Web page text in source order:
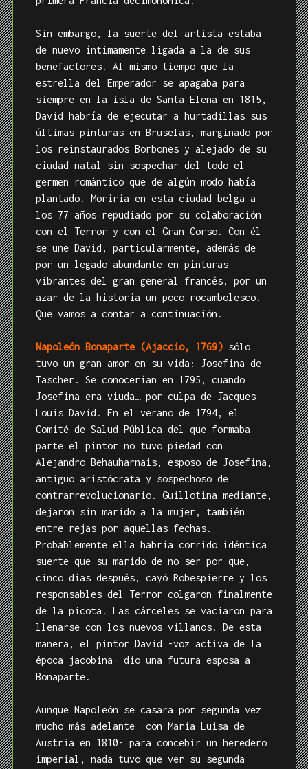
Sin embargo, la suerte del artista estaba
de nuevo íntimamente ligada a la de sus
benefactores. Al mismo tiempo que la
estrella del Emperador se apagaba para
siempre en la isla de Santa Elena en 1815,
David habría de ejecutar a hurtadillas sus
últimas pinturas en Bruselas, marginado por
los reinstaurados Borbones y alejado de su
ciudad natal sin sospechar del todo el
germen romántico que de algún modo había
plantado. Moriría en esta ciudad belga a
los 77 años repudiado por su colaboración
con el Terror y con el Gran Corso. Con él
se une David, particularmente, además de
por un legado abundante en pinturas
vibrantes del gran general francés, por un
azar de la historia un poco rocambolesco.
Que vamos a contar a continuación.
Napoleón Bonaparte (Ajaccio, 1769)sólo
tuvo un gran amor en su vida: Josefina de
Tascher. Se conocerían en 1795, cuando
Josefina era viuda… por culpa de Jacques
Louis David. En el verano de 1794, el
Comité de Salud Pública del que formaba
parte el pintor no tuvo piedad con
Alejandro Behauharnais, esposo de Josefina,
antiguo aristócrata y sospechoso de
contrarrevolucionario. Guillotina mediante,
dejaron sin marido a la mujer, también
entre rejas por aquellas fechas.
Probablemente ella habría corrido idéntica
suerte que su marido de no ser por que,
cinco días después, cayó Robespierre y los
responsables del Terror colgaron finalmente
de la picota. Las cárceles se vaciaron para
llenarse con los nuevos villanos. De esta
manera, el pintor David -voz activa de la
época jacobina- dio una futura esposa a
Bonaparte.
Aunque Napoleón se casara por segunda vez
mucho más adelante -con María Luisa de
Austria en 1810- para concebir un heredero
imperial, nada tuvo que ver su segunda